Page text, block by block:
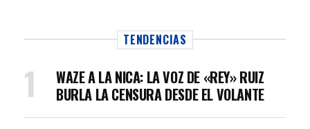
TENDENCIAS
WAZE A LA NICA: LA VOZ DE «REY» RUIZ
BURLA LA CENSURA DESDE EL VOLANTE